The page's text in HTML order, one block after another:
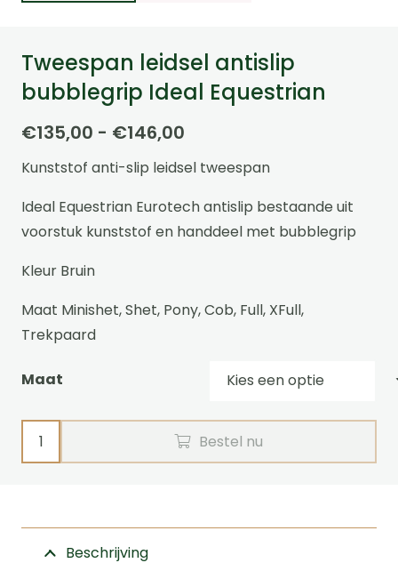
Tweespan leidsel antislip
bubblegrip Ideal Equestrian
€135,00 - €146,00
€135,00
€146,00
Kunststof anti-slip leidsel tweespan
Ideal Equestrian Eurotech antislip bestaande uit
voorstuk kunststof en handdeel met bubblegrip
Kleur Bruin
Maat Minishet, Shet, Pony, Cob, Full, XFull,
Trekpaard
Maat
Tweespan
leidsel
Ideal
Equestrian
Bestel nu
Beschrijving